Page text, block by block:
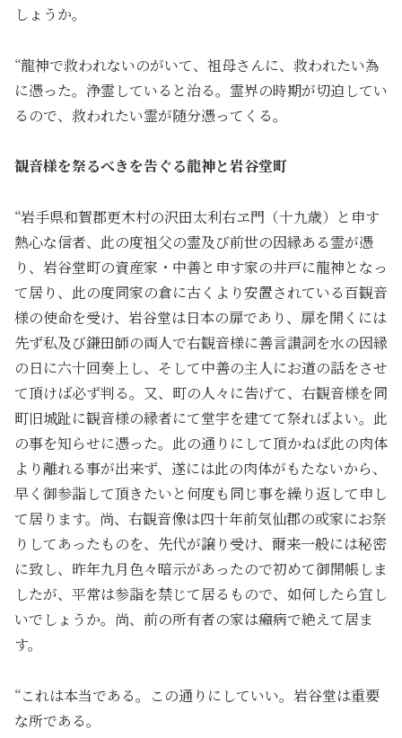
しょうか。
“龍神で救われないのがいて、祖母さんに、救われたい為
に憑った。浄霊していると治る。霊界の時期が切迫してい
るので、救われたい霊が随分憑ってくる。
観音様を祭るべきを告ぐる龍神と岩谷堂町
“岩手県和賀郡更木村の沢田太利右ヱ門（十九歳）と申す
熱心な信者、此の度祖父の霊及び前世の因縁ある霊が憑
り、岩谷堂町の資産家・中善と申す家の井戸に龍神となっ
て居り、此の度同家の倉に古くより安置されている百観音
様の使命を受け、岩谷堂は日本の扉であり、扉を開くには
先ず私及び鎌田師の両人で右観音様に善言讃詞を水の因縁
の日に六十回奏上し、そして中善の主人にお道の話をさせ
て頂けば必ず判る。又、町の人々に告げて、右観音様を同
町旧城趾に観音様の縁者にて堂宇を建てて祭ればよい。此
の事を知らせに憑った。此の通りにして頂かねば此の肉体
より離れる事が出来ず、遂には此の肉体がもたないから、
早く御参詣して頂きたいと何度も同じ事を繰り返して申し
て居ります。尚、右観音像は四十年前気仙郡の或家にお祭
りしてあったものを、先代が譲り受け、爾来一般には秘密
に致し、昨年九月色々暗示があったので初めて御開帳しま
したが、平常は参詣を禁じて居るもので、如何したら宜し
いでしょうか。尚、前の所有者の家は癩病で絶えて居ま
す。
“これは本当である。この通りにしていい。岩谷堂は重要
な所である。